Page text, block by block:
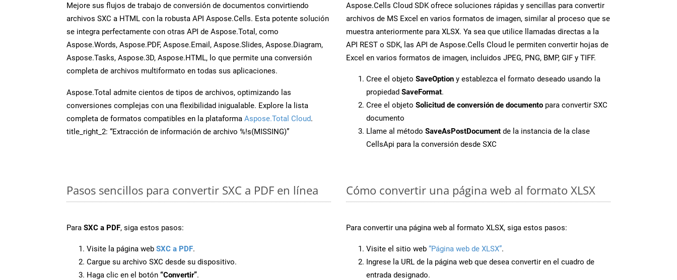
Mejore sus flujos de trabajo de conversión de documentos convirtiendo
archivos SXC a HTML con la robusta API Aspose.Cells. Esta potente solución
se integra perfectamente con otras API de Aspose.Total, como
Aspose.Words, Aspose.PDF, Aspose.Email, Aspose.Slides, Aspose.Diagram,
Aspose.Tasks, Aspose.3D, Aspose.HTML, lo que permite una conversión
completa de archivos multiformato en todas sus aplicaciones.
Aspose.Total admite cientos de tipos de archivos, optimizando las
conversiones complejas con una flexibilidad inigualable. Explore la lista
completa de formatos compatibles en la plataforma Aspose.Total Cloud.
title_right_2: “Extracción de información de archivo %!s(MISSING)”
Aspose.Cells Cloud SDK ofrece soluciones rápidas y sencillas para convertir
archivos de MS Excel en varios formatos de imagen, similar al proceso que se
muestra anteriormente para XLSX. Ya sea que utilice llamadas directas a la
API REST o SDK, las API de Aspose.Cells Cloud le permiten convertir hojas de
Excel en varios formatos de imagen, incluidos JPEG, PNG, BMP, GIF y TIFF.
Cree el objeto SaveOption y establezca el formato deseado usando la
propiedad SaveFormat.
Cree el objeto Solicitud de conversión de documento para convertir SXC
documento
Llame al método SaveAsPostDocument de la instancia de la clase
CellsApi para la conversión desde SXC
Pasos sencillos para convertir SXC a PDF en línea
Para SXC a PDF, siga estos pasos:
Visite la página web SXC a PDF.
Cargue su archivo SXC desde su dispositivo.
Haga clic en el botón “Convertir”.
Cómo convertir una página web al formato XLSX
Para convertir una página web al formato XLSX, siga estos pasos:
Visite el sitio web “Página web de XLSX”.
Ingrese la URL de la página web que desea convertir en el cuadro de
entrada designado.